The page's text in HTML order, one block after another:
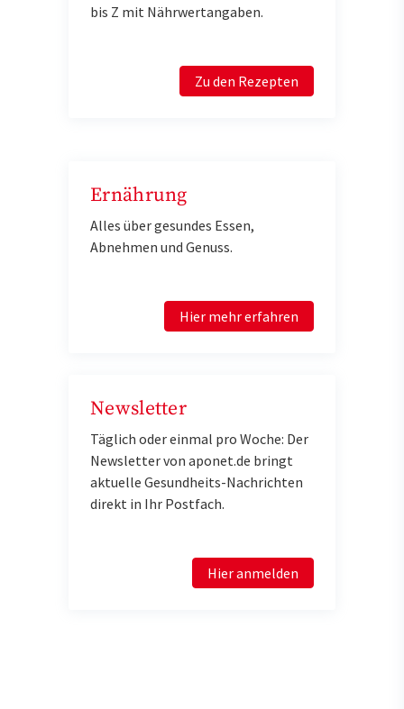
bis Z mit Nährwertangaben.
Zu den Rezepten
Ernährung
Alles über gesundes Essen,
Abnehmen und Genuss.
Hier mehr erfahren
Newsletter
Täglich oder einmal pro Woche: Der
Newsletter von aponet.de bringt
aktuelle Gesundheits-Nachrichten
direkt in Ihr Postfach.
Hier anmelden